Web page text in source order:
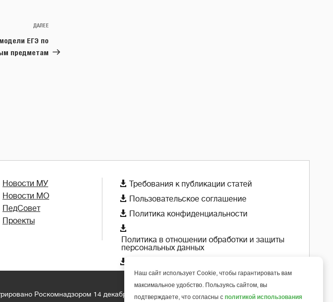
Следующая
ДАЛЕЕ
ЕГЭ по
предметам
Новости МУ
Новости МО
ПедСовет
Проекты
 Требования к публикации статей
 Пользовательское соглашение
 Политика конфиденциальности

Политика в отношении обработки и защиты
персональных данных

Роскомнадзором 14 декабря 2018 года
+
Наш сайт использует Cookie, чтобы гарантировать вам
максимальное удобство. Пользуясь сайтом, вы
подтверждаете, что согласны с политикой использования